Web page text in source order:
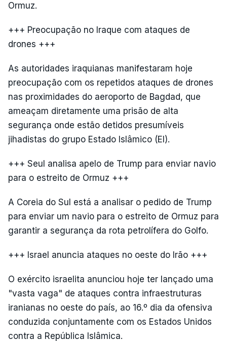
Ormuz.
+++ Preocupação no Iraque com ataques de
drones +++
As autoridades iraquianas manifestaram hoje
preocupação com os repetidos ataques de drones
nas proximidades do aeroporto de Bagdad, que
ameaçam diretamente uma prisão de alta
segurança onde estão detidos presumíveis
jihadistas do grupo Estado Islâmico (EI).
+++ Seul analisa apelo de Trump para enviar navio
para o estreito de Ormuz +++
A Coreia do Sul está a analisar o pedido de Trump
para enviar um navio para o estreito de Ormuz para
garantir a segurança da rota petrolífera do Golfo.
+++ Israel anuncia ataques no oeste do Irão +++
O exército israelita anunciou hoje ter lançado uma
"vasta vaga" de ataques contra infraestruturas
iranianas no oeste do país, ao 16.º dia da ofensiva
conduzida conjuntamente com os Estados Unidos
contra a República Islâmica.